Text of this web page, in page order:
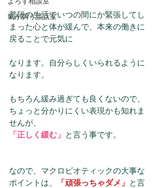
氣が調う談話室
普段の生活でいつの間にか緊張してし
まった心と体が緩んで、本来の働きに
戻ることで元気に
なります。自分らしくいられるように
なります。
もちろん緩み過ぎても良くないので、
ちょっと分かりにくい表現かも知れま
せんが、
「正しく緩む」
と言う事です。
なので、マクロビオティックの大事な
ポイントは、
「頑張っちゃダメ」 と言